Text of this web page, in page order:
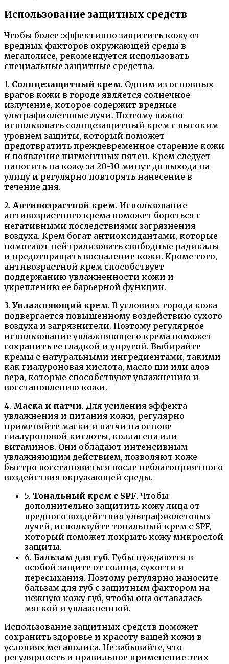
Использование защитных средств
Чтобы более эффективно защитить кожу от
вредных факторов окружающей среды в
мегаполисе, рекомендуется использовать
специальные защитные средства.
1. Солнцезащитный крем. Одним из основных
врагов кожи в городе является солнечное
излучение, которое содержит вредные
ультрафиолетовые лучи. Поэтому важно
использовать солнцезащитный крем с высоким
уровнем защиты, который поможет
предотвратить преждевременное старение кожи
и появление пигментных пятен. Крем следует
наносить на кожу за 20-30 минут до выхода на
улицу и регулярно повторять нанесение в
течение дня.
2. Антивозрастной крем. Использование
антивозрастного крема поможет бороться с
негативными последствиями загрязнения
воздуха. Крем богат антиоксидантами, которые
помогают нейтрализовать свободные радикалы
и предотвращать воспаление кожи. Кроме того,
антивозрастной крем способствует
поддержанию увлажненности кожи и
укреплению ее барьерной функции.
3. Увлажняющий крем. В условиях города кожа
подвергается повышенному воздействию сухого
воздуха и загрязнители. Поэтому регулярное
использование увлажняющего крема поможет
сохранить ее гладкой и упругой. Выбирайте
кремы с натуральными ингредиентами, такими
как гиалуроновая кислота, масло ши или алоэ
вера, которые способствуют увлажнению и
восстановлению кожи.
4. Маска и патчи. Для усиления эффекта
увлажнения и питания кожи, регулярно
применяйте маски и патчи на основе
гиалуроновой кислоты, коллагена или
витаминов. Они обладают интенсивным
увлажняющим действием, позволяют коже
быстро восстановиться после неблагоприятного
воздействия окружающей среды.
5. Тональный крем с SPF. Чтобы
дополнительно защитить кожу лица от
вредного воздействия ультрафиолетовых
лучей, используйте тональный крем с SPF,
который поможет покрыть кожу микрослой
защиты.
6. Бальзам для губ. Губы нуждаются в
особой защите от солнца, сухости и
пересыхания. Поэтому регулярно наносите
бальзам для губ с защитным фактором на
нежную кожу губ, чтобы она оставалась
мягкой и увлажненной.
Использование защитных средств поможет
сохранить здоровье и красоту вашей кожи в
условиях мегаполиса. Не забывайте, что
регулярность и правильное применение этих